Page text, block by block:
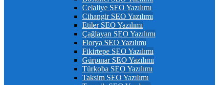
Celaliye SEO Yazılımı
Cihangir SEO Yazılımı
Etiler SEO Yazılımı
Çağlayan SEO Yazılımı
Florya SEO Yazılımı
Fikirtepe SEO Yazılımı
Gürpınar SEO Yazılımı
Türkoba SEO Yazılımı
Taksim SEO Yazılımı